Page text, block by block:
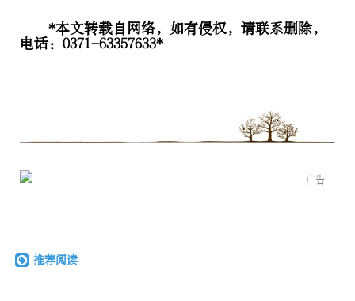
*本文转载自网络，如有侵权，请联系删除，
电话：0371-63357633*
广告
推荐阅读